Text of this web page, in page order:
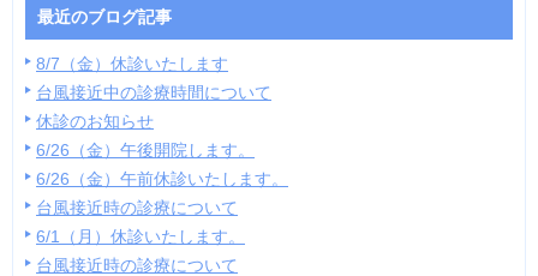
最近のブログ記事
8/7（金）休診いたします
台風接近中の診療時間について
休診のお知らせ
6/26（金）午後開院します。
6/26（金）午前休診いたします。
台風接近時の診療について
6/1（月）休診いたします。
台風接近時の診療について